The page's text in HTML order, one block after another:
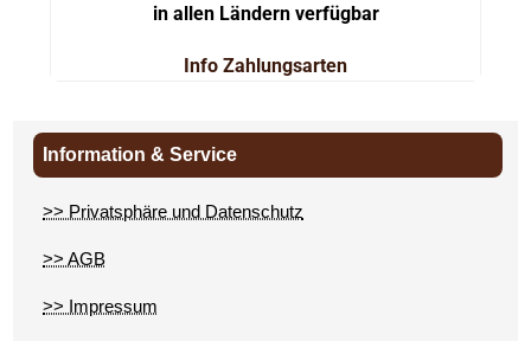
in allen Ländern verfügbar
Info Zahlungsarten
Information & Service
>> Privatsphäre und Datenschutz
>> AGB
>> Impressum